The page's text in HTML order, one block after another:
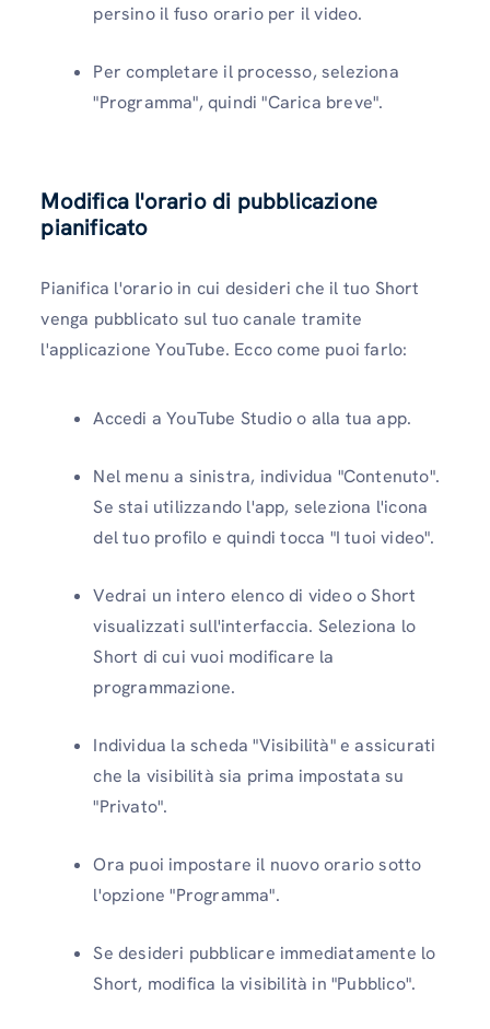
persino il fuso orario per il video.
Per completare il processo, seleziona
"Programma", quindi "Carica breve".
Modifica l'orario di pubblicazione
pianificato
Pianifica l'orario in cui desideri che il tuo Short
venga pubblicato sul tuo canale tramite
l'applicazione YouTube. Ecco come puoi farlo:
Accedi a YouTube Studio o alla tua app.
Nel menu a sinistra, individua "Contenuto".
Se stai utilizzando l'app, seleziona l'icona
del tuo profilo e quindi tocca "I tuoi video".
Vedrai un intero elenco di video o Short
visualizzati sull'interfaccia. Seleziona lo
Short di cui vuoi modificare la
programmazione.
Individua la scheda "Visibilità" e assicurati
che la visibilità sia prima impostata su
"Privato".
Ora puoi impostare il nuovo orario sotto
l'opzione "Programma".
Se desideri pubblicare immediatamente lo
Short, modifica la visibilità in "Pubblico".